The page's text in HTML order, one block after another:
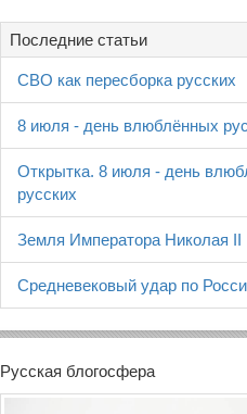
Последние статьи
СВО как пересборка русских
8 июля - день влюблённых
Открытка. 8 июля - день
русских
Земля Императора Николая II
Средневековый удар по
Русская блогосфера